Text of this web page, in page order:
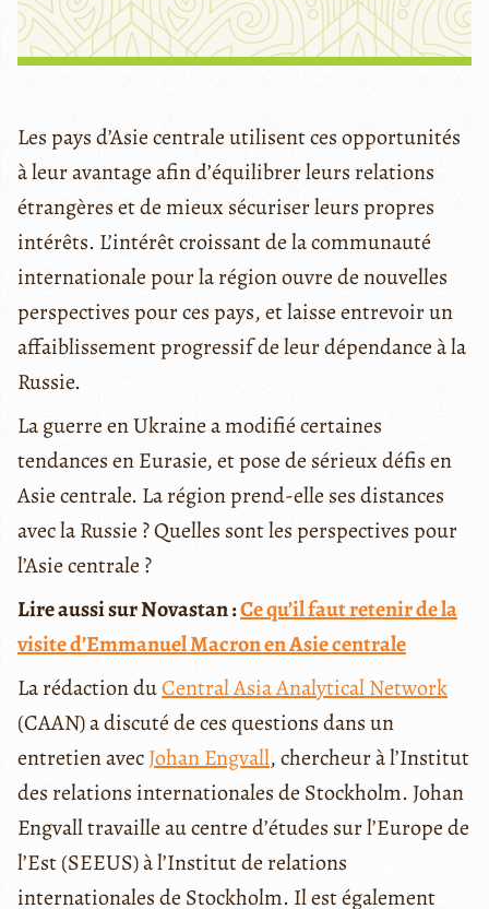
Les pays d’Asie centrale utilisent ces opportunités
à leur avantage afin d’équilibrer leurs relations
étrangères et de mieux sécuriser leurs propres
intérêts. L’intérêt croissant de la communauté
internationale pour la région ouvre de nouvelles
perspectives pour ces pays, et laisse entrevoir un
affaiblissement progressif de leur dépendance à la
Russie.
La guerre en Ukraine a modifié certaines
tendances en Eurasie, et pose de sérieux défis en
Asie centrale. La région prend-elle ses distances
avec la Russie ? Quelles sont les perspectives pour
l’Asie centrale ?
Lire aussi sur Novastan :Ce qu’il faut retenir de la
visite d’Emmanuel Macron en Asie centrale
La rédaction duCentral Asia Analytical Network
(CAAN) a discuté de ces questions dans un
entretien avecJohan Engvall, chercheur à l’Institut
des relations internationales de Stockholm. Johan
Engvall travaille au centre d’études sur l’Europe de
l’Est (SEEUS) à l’Institut de relations
internationales de Stockholm. Il est également